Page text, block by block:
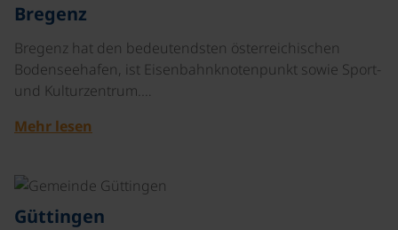
Bregenz
Bregenz hat den bedeutendsten österreichischen
Bodenseehafen, ist Eisenbahnknotenpunkt sowie Sport-
und Kulturzentrum.…
Mehr lesen
Güttingen